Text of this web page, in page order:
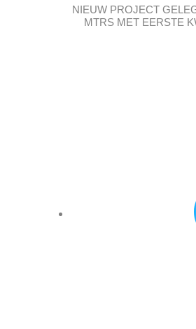
NIEUW PROJECT
MTRS MET EERSTE